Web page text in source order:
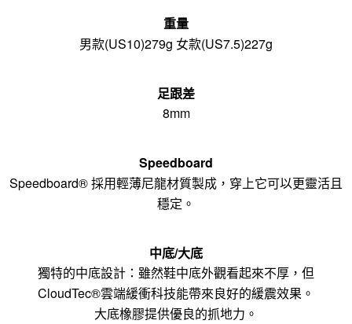
重量
男款(US10)279g 女款(US7.5)227g
足跟差
8mm
Speedboard
Speedboard® 採用輕薄尼龍材質製成，穿上它可以更靈活且
穩定。
中底/大底
獨特的中底設計：雖然鞋中底外觀看起來不厚，但
CloudTec®雲端緩衝科技能帶來良好的緩震效果。
大底橡膠提供優良的抓地力。